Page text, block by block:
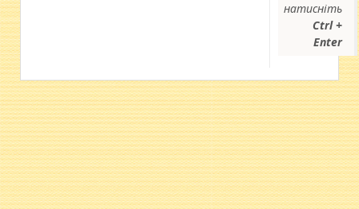
натисніть
Ctrl +
Enter